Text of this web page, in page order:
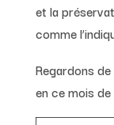
et la
comme
Regardons
en ce mois de